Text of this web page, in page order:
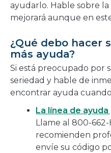
ayudarlo. Hable sobre
mejorará aunque en
¿Qué debo hacer
más ayuda?
Si está preocupado por
seriedad y hable de
encontrar ayuda
La línea de
Llame al 800-
recomienden
envíe su código